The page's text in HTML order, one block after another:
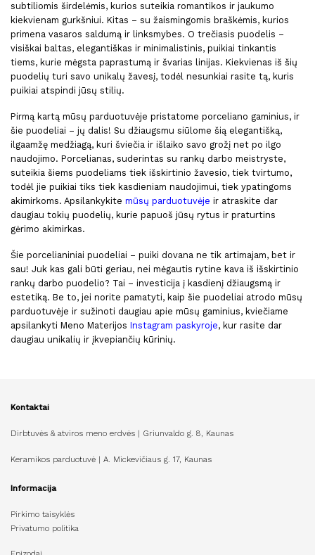
subtiliomis širdelėmis, kurios suteikia romantikos ir jaukumo
kiekvienam gurkšniui. Kitas – su žaismingomis braškėmis, kurios
primena vasaros saldumą ir linksmybes. O trečiasis puodelis –
visiškai baltas, elegantiškas ir minimalistinis, puikiai tinkantis
tiems, kurie mėgsta paprastumą ir švarias linijas. Kiekvienas iš šių
puodelių turi savo unikalų žavesį, todėl nesunkiai rasite tą, kuris
puikiai atspindi jūsų stilių.
Pirmą kartą mūsų parduotuvėje pristatome porceliano gaminius, ir
šie puodeliai – jų dalis! Su džiaugsmu siūlome šią elegantišką,
ilgaamžę medžiagą, kuri šviečia ir išlaiko savo grožį net po ilgo
naudojimo. Porcelianas, suderintas su rankų darbo meistryste,
suteikia šiems puodeliams tiek išskirtinio žavesio, tiek tvirtumo,
todėl jie puikiai tiks tiek kasdieniam naudojimui, tiek ypatingoms
akimirkoms. Apsilankykite mūsų parduotuvėje ir atraskite dar
daugiau tokių puodelių, kurie papuoš jūsų rytus ir praturtins
gėrimo akimirkas.
Šie porcelianiniai puodeliai – puiki dovana ne tik artimajam, bet ir
sau! Juk kas gali būti geriau, nei mėgautis rytine kava iš išskirtinio
rankų darbo puodelio? Tai – investicija į kasdienį džiaugsmą ir
estetiką. Be to, jei norite pamatyti, kaip šie puodeliai atrodo mūsų
parduotuvėje ir sužinoti daugiau apie mūsų gaminius, kviečiame
apsilankyti Meno Materijos Instagram paskyroje, kur rasite dar
daugiau unikalių ir įkvepiančių kūrinių.
Kontaktai
Dirbtuvės & atviros meno erdvės | Griunvaldo g. 8, Kaunas
Keramikos parduotuvė | A. Mickevičiaus g. 17, Kaunas
Informacija
Pirkimo taisyklės
Privatumo politika